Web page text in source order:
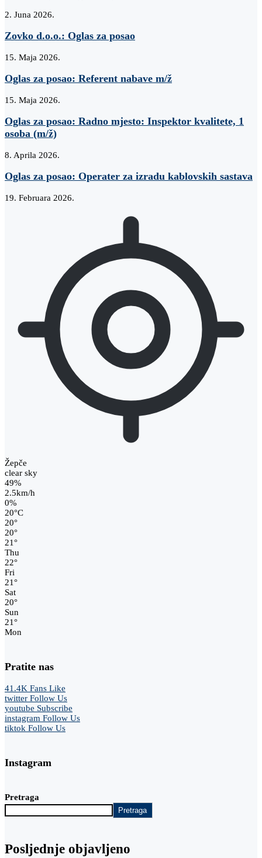
2. Juna 2026.
Zovko d.o.o.: Oglas za posao
15. Maja 2026.
Oglas za posao: Referent nabave m/ž
15. Maja 2026.
Oglas za posao: Radno mjesto: Inspektor kvalitete, 1
osoba (m/ž)
8. Aprila 2026.
Oglas za posao: Operater za izradu kablovskih sastava
19. Februara 2026.
Žepče
clear sky
49%
2.5km/h
0%
20°C
20°
20°
21°
Thu
22°
Fri
21°
Sat
20°
Sun
21°
Mon
Pratite nas
41.4K Fans Like
twitter Follow Us
youtube Subscribe
instagram Follow Us
tiktok Follow Us
Instagram
Pretraga
Pretraga
Posljednje objavljeno